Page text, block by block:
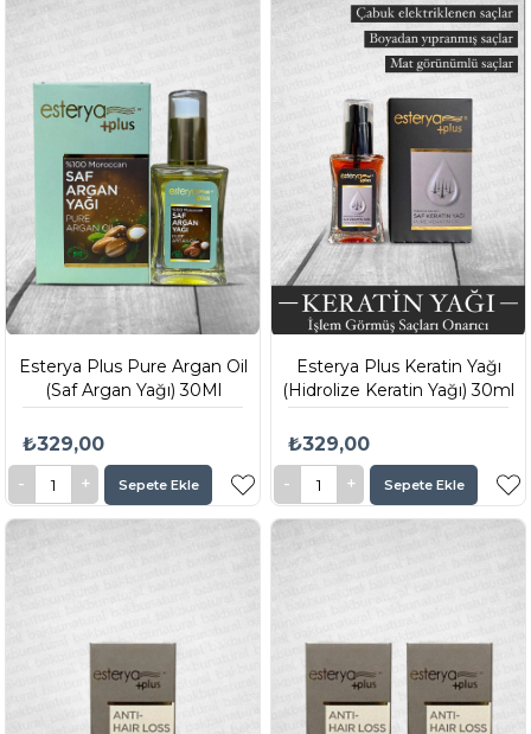
Esterya Plus Pure Argan Oil
(Saf Argan Yağı) 30Ml
₺329,00
Sepete Ekle
Esterya Plus Keratin Yağı
(Hidrolize Keratin Yağı) 30ml
₺329,00
Sepete Ekle